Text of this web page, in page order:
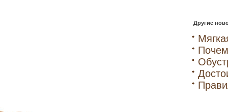
Другие